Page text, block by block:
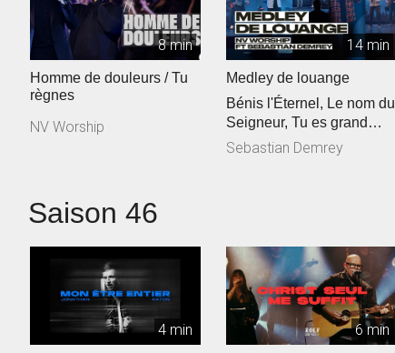
8 min
Homme de douleurs / Tu
règnes
NV Worship
14 min
Medley de louange
Bénis l'Éternel, Le nom du
Seigneur, Tu es grand
Seigneur
Sebastian Demrey
Saison 46
4 min 6 min